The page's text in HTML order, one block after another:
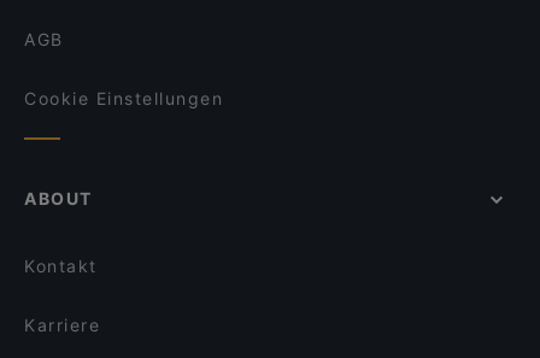
AGB
Cookie Einstellungen
ABOUT
Kontakt
Karriere